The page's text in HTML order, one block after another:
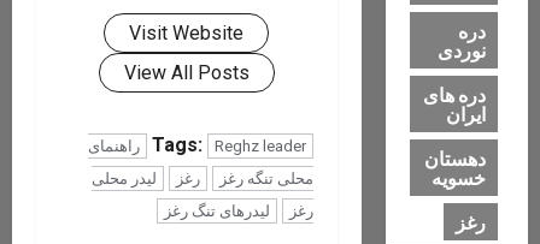
Visit Website
View All Posts
Tags: Reghz leader
راهنمای
محلی تنگه رغز
رغز
لیدر محلی
رغز
لیدرهای تنگ رغز
دره
نوردی
دره های
ایران
دهستان
خسویه
رغز